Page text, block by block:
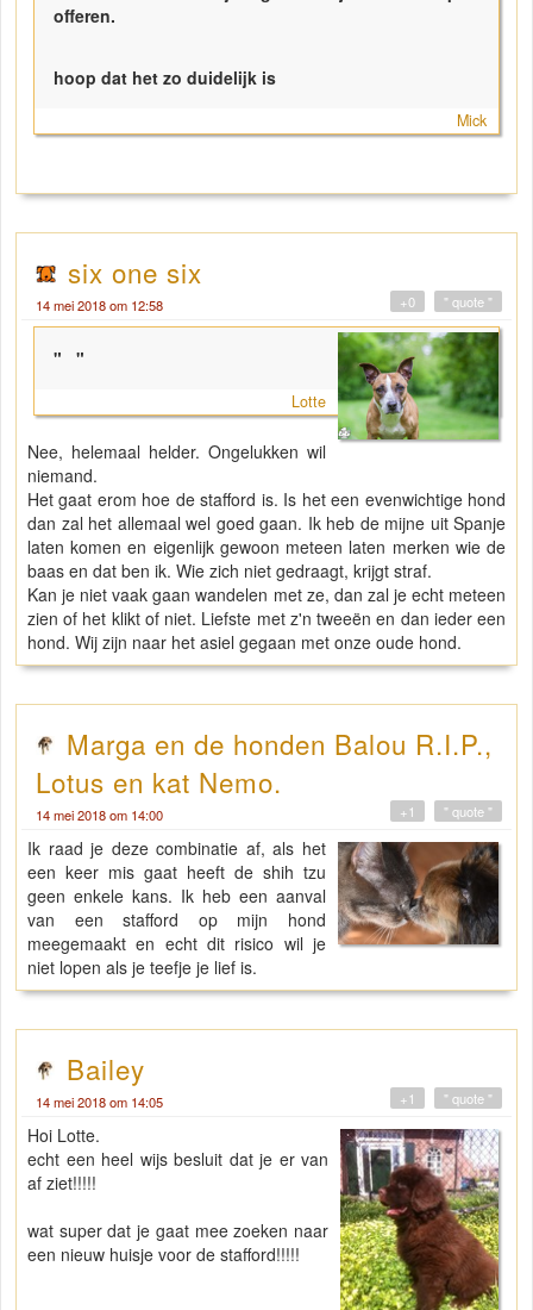
offeren.
hoop dat het zo duidelijk is
Mick
six one six
14 mei 2018 om 12:58 " quote "
+0
" "
Lotte
Nee, helemaal helder. Ongelukken wil
niemand.
Het gaat erom hoe de stafford is. Is het een evenwichtige hond
dan zal het allemaal wel goed gaan. Ik heb de mijne uit Spanje
laten komen en eigenlijk gewoon meteen laten merken wie de
baas en dat ben ik. Wie zich niet gedraagt, krijgt straf.
Kan je niet vaak gaan wandelen met ze, dan zal je echt meteen
zien of het klikt of niet. Liefste met z'n tweeën en dan ieder een
hond. Wij zijn naar het asiel gegaan met onze oude hond.
Marga en de honden Balou R.I.P.,
Lotus en kat Nemo.
14 mei 2018 om 14:00 " quote "
+1
Ik raad je deze combinatie af, als het
een keer mis gaat heeft de shih tzu
geen enkele kans. Ik heb een aanval
van een stafford op mijn hond
meegemaakt en echt dit risico wil je
niet lopen als je teefje je lief is.
Bailey
14 mei 2018 om 14:05 " quote "
+1
Hoi Lotte.
echt een heel wijs besluit dat je er van
af ziet!!!!!
wat super dat je gaat mee zoeken naar
een nieuw huisje voor de stafford!!!!!